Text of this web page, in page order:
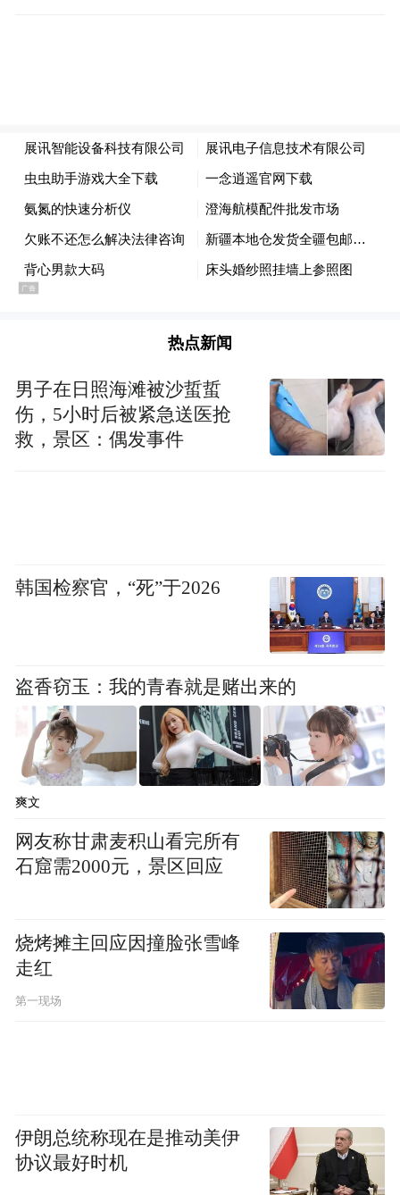
热点新闻
男子在日照海滩被沙蜇蜇
伤，5小时后被紧急送医抢
救，景区：偶发事件
韩国检察官，“死”于2026
盗香窃玉：我的青春就是赌出来的
爽文
网友称甘肃麦积山看完所有
石窟需2000元，景区回应
烧烤摊主回应因撞脸张雪峰
走红
第一现场
伊朗总统称现在是推动美伊
协议最好时机